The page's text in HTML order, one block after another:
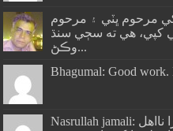
کي مرحوم ڀٽي ۽ مرحوم
کپي، هي ته سڄي سنڌ
وڪڻ...
Bhagumal: Good work.
Nasrullah jamali: گورنر عمران اسماعيل جھڙا نااهل